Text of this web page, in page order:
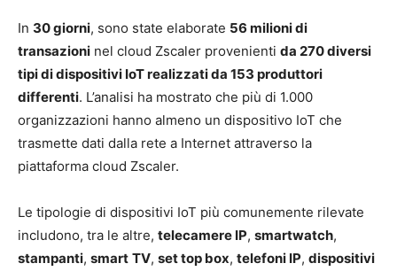
In 30 giorni, sono state elaborate 56 milioni di
transazioni nel cloud Zscaler provenienti da 270 diversi
tipi di dispositivi IoT realizzati da 153 produttori
differenti. L’analisi ha mostrato che più di 1.000
organizzazioni hanno almeno un dispositivo IoT che
trasmette dati dalla rete a Internet attraverso la
piattaforma cloud Zscaler.
Le tipologie di dispositivi IoT più comunemente rilevate
includono, tra le altre, telecamere IP, smartwatch,
stampanti, smart TV, set top box, telefoni IP, dispositivi